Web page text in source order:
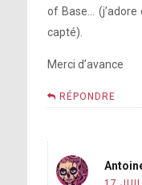
of Base…
capté).
Merci d’avance
RÉPONDRE